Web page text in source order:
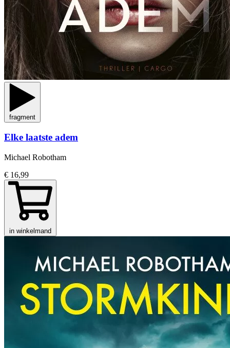
fragment
Elke laatste adem
Michael Robotham
€ 16,99
in winkelmand